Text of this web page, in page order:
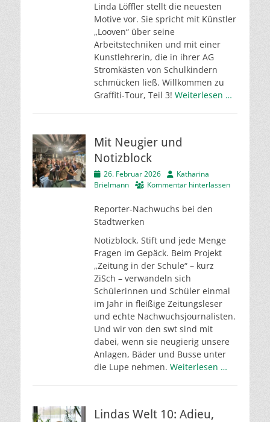
Linda Löffler stellt die neuesten
Motive vor. Sie spricht mit Künstler
„Looven“ über seine
Arbeitstechniken und mit einer
Kunstlehrerin, die in ihrer AG
Stromkästen von Schulkindern
schmücken ließ. Willkommen zu
Graffiti-Tour, Teil 3! Weiterlesen …
Mit Neugier und
Notizblock
Veröffentlicht
am
26. Februar 2026 AutorKatharina
Brielmann
Kommentar hinterlassen
Reporter-Nachwuchs bei den
Stadtwerken
Notizblock, Stift und jede Menge
Fragen im Gepäck. Beim Projekt
„Zeitung in der Schule“ – kurz
ZiSch – verwandeln sich
Schülerinnen und Schüler einmal
im Jahr in fleißige Zeitungsleser
und echte Nachwuchsjournalisten.
Und wir von den swt sind mit
dabei, wenn sie neugierig unsere
Anlagen, Bäder und Busse unter
die Lupe nehmen. Weiterlesen …
Lindas Welt 10: Adieu,